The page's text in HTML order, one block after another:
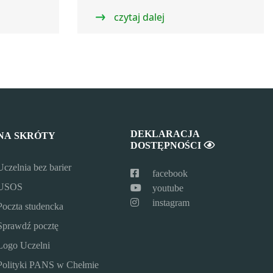
czytaj dalej
SKRÓTY
bez barier
studencka
pocztę
Uczelni
PANS w Chełmie
DEKLARACJA
DOSTĘPNOŚCI
facebook
youtube
instagram